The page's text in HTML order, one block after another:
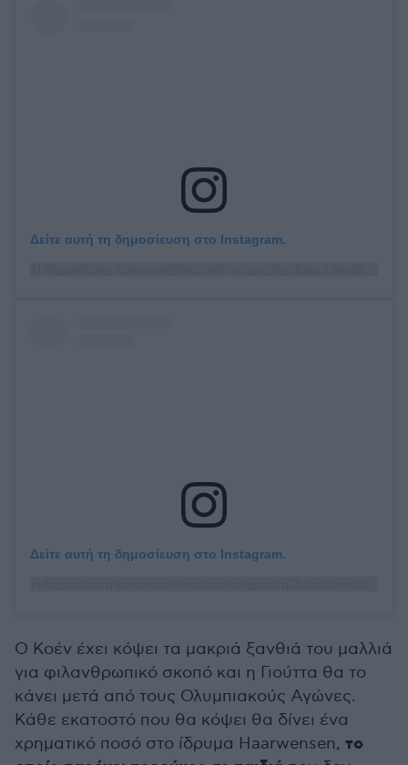
Δείτε αυτή τη δημοσίευση στο Instagram.
Δείτε αυτή τη δημοσίευση στο Instagram.
O Κοέν έχει κόψει τα μακριά ξανθιά του μαλλιά
για φιλανθρωπικό σκοπό και η Γιούττα θα το
κάνει μετά από τους Ολυμπιακούς Αγώνες.
Κάθε εκατοστό που θα κόψει θα δίνει ένα
χρηματικό ποσό στο ίδρυμα Haarwensen, το